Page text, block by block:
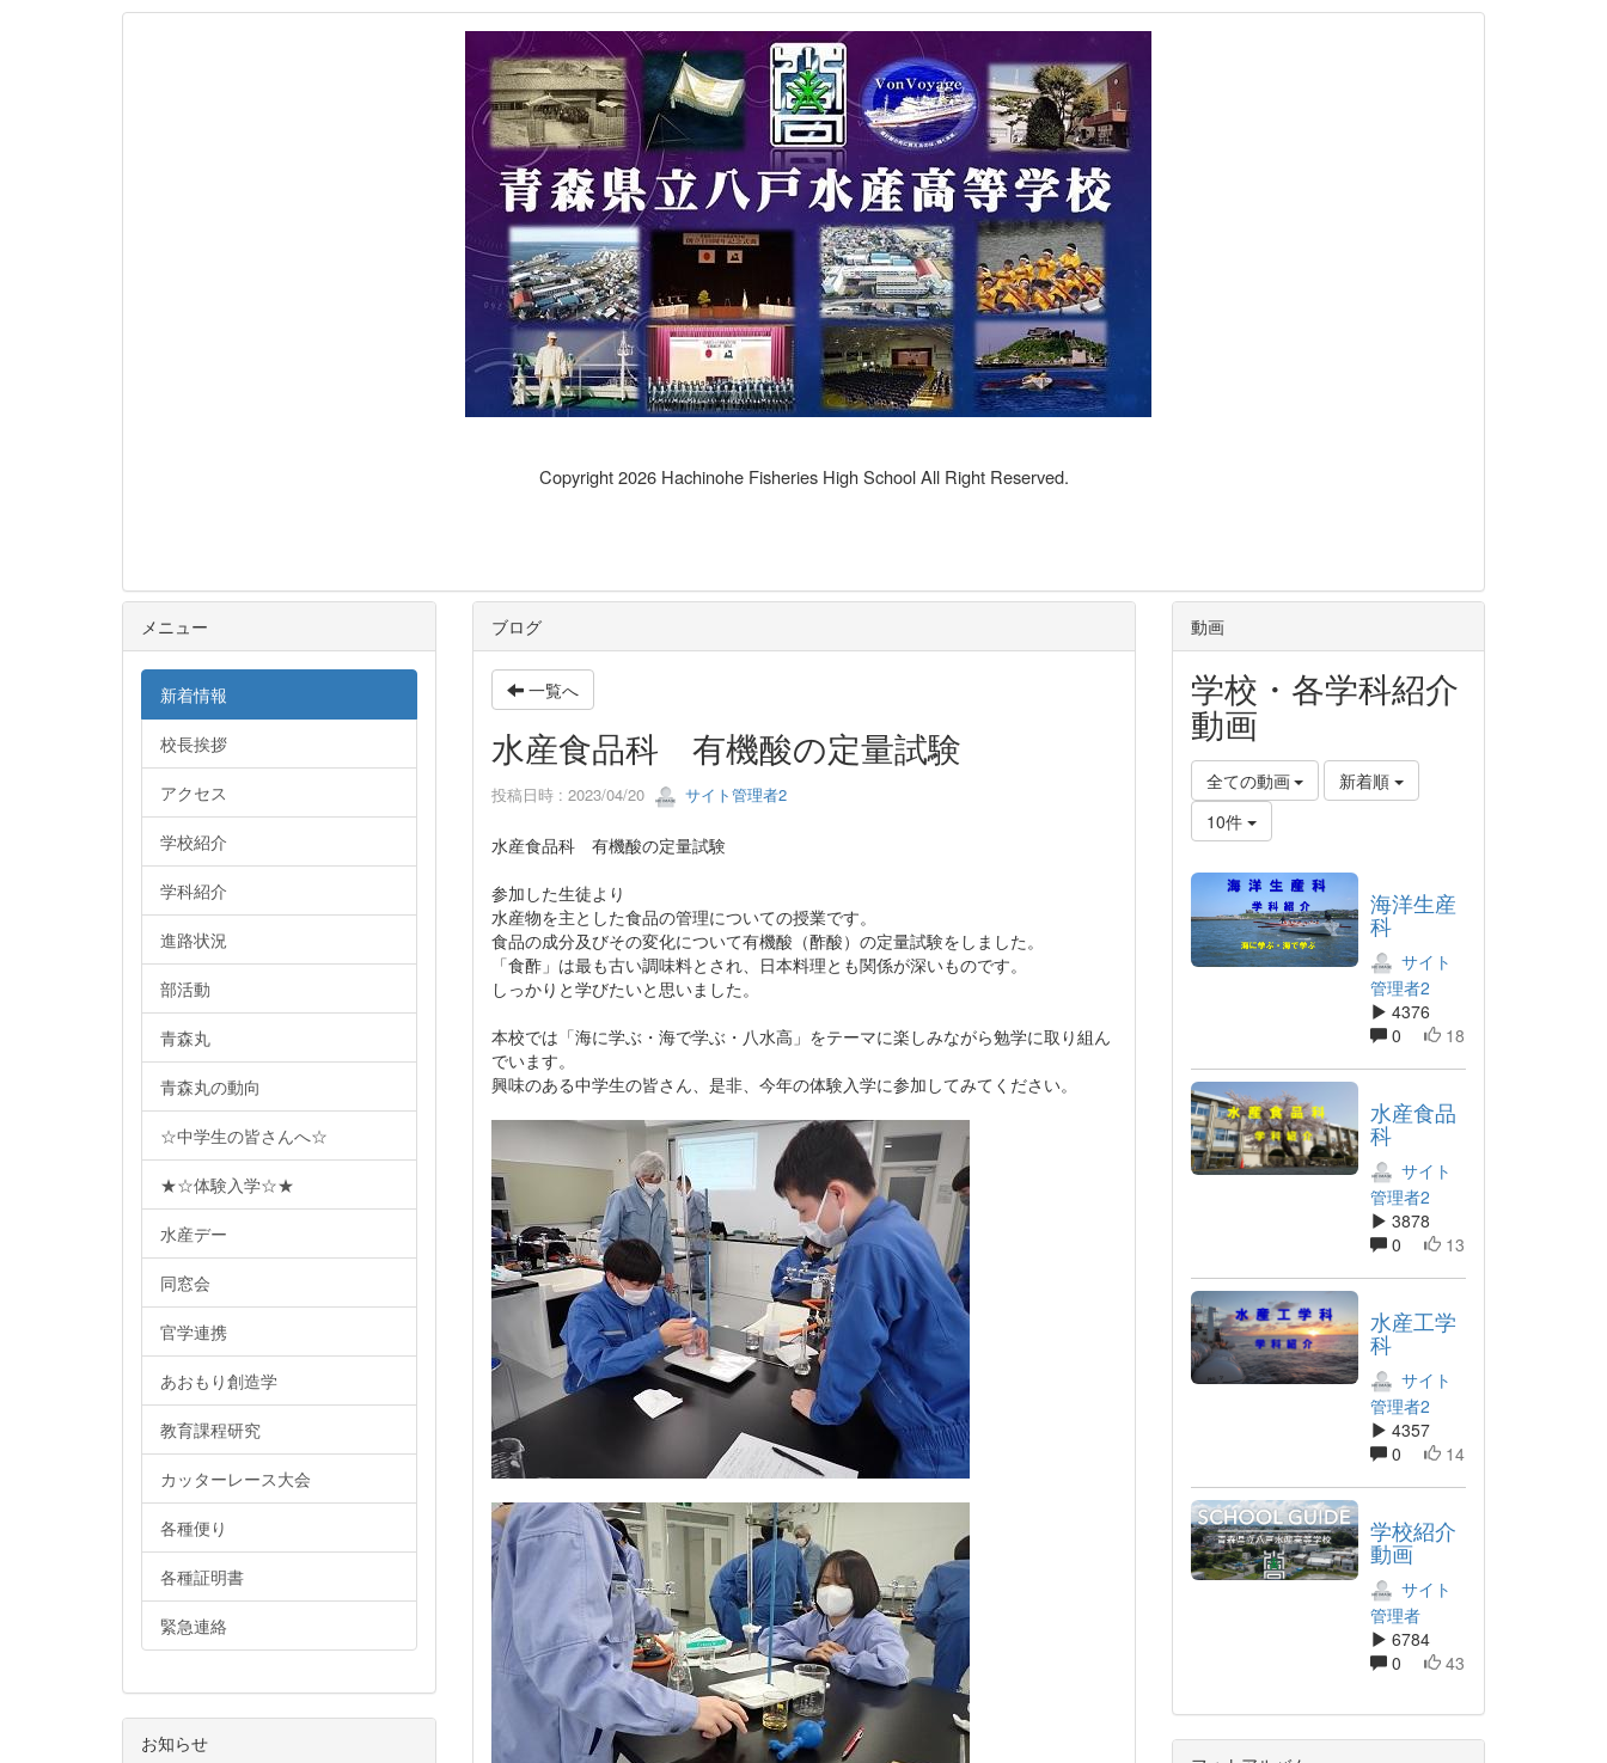
Copyright 2026 Hachinohe Fisheries High School All Right Reserved.
ブログ
一覧へ
水産食品科 有機酸の定量試験
投稿日時 : 2023/04/20 サイト管理者2
水産食品科 有機酸の定量試験
参加した生徒より
水産物を主とした食品の管理についての授業です。
食品の成分及びその変化について有機酸（酢酸）の定量試験をしました。
「食酢」は最も古い調味料とされ、日本料理とも関係が深いものです。
しっかりと学びたいと思いました。
本校では「海に学ぶ・海で学ぶ・八水高」をテーマに楽しみながら勉学に取り組ん
でいます。
興味のある中学生の皆さん、是非、今年の体験入学に参加してみてください。
メニュー
新着情報
校長挨拶
アクセス
学校紹介
学科紹介
進路状況
部活動
青森丸
青森丸の動向
☆中学生の皆さんへ☆
★☆体験入学☆★
水産デー
同窓会
官学連携
あおもり創造学
教育課程研究
カッターレース大会
各種便り
各種証明書
緊急連絡
お知らせ
動画
学校・各学科紹介
動画
全ての動画
新着順
10件
海洋生産
科
サイト
管理者2
4376
0
18
水産食品
科
サイト
管理者2
3878
0
13
水産工学
科
サイト
管理者2
4357
0
14
学校紹介
動画
サイト
管理者
6784
0
43